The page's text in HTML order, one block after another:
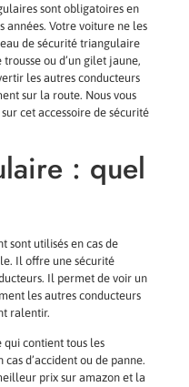
sont obligatoires en
années. Votre voiture ne les
de sécurité triangulaire
trousse ou d’un gilet jaune,
les autres conducteurs
sur la route. Nous vous
cet accessoire de sécurité
: quel
sont utilisés en cas de
Il offre une sécurité
Il permet de voir un
les autres conducteurs
ralentir.
qui contient tous les
d’accident ou de panne.
prix sur amazon et la